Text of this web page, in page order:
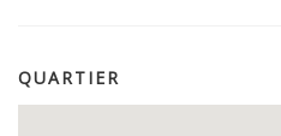
QUARTIER